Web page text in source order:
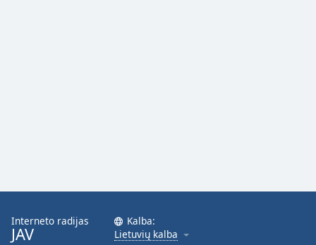
Interneto radijas
JAV
Kalba:
Lietuvių kalba